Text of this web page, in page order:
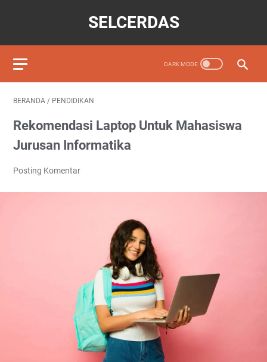
SELCERDAS
BERANDA / PENDIDIKAN
Rekomendasi Laptop Untuk Mahasiswa
Jurusan Informatika
Posting Komentar